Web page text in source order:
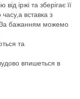
іржі та зберігає її
вставка з
За бажанням можемо
та
впишеться в